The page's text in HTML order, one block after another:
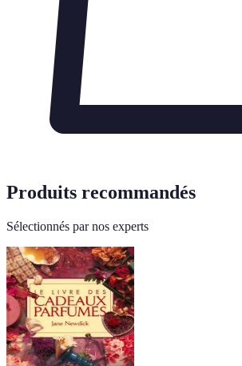
Produits recommandés
Sélectionnés par nos experts